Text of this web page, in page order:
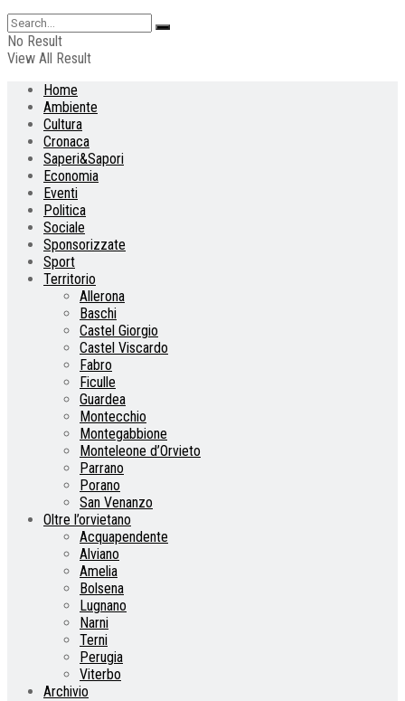
No Result
View All Result
Home
Ambiente
Cultura
Cronaca
Saperi&Sapori
Economia
Eventi
Politica
Sociale
Sponsorizzate
Sport
Territorio
Allerona
Baschi
Castel Giorgio
Castel Viscardo
Fabro
Ficulle
Guardea
Montecchio
Montegabbione
Monteleone d’Orvieto
Parrano
Porano
San Venanzo
Oltre l’orvietano
Acquapendente
Alviano
Amelia
Bolsena
Lugnano
Narni
Terni
Perugia
Viterbo
Archivio